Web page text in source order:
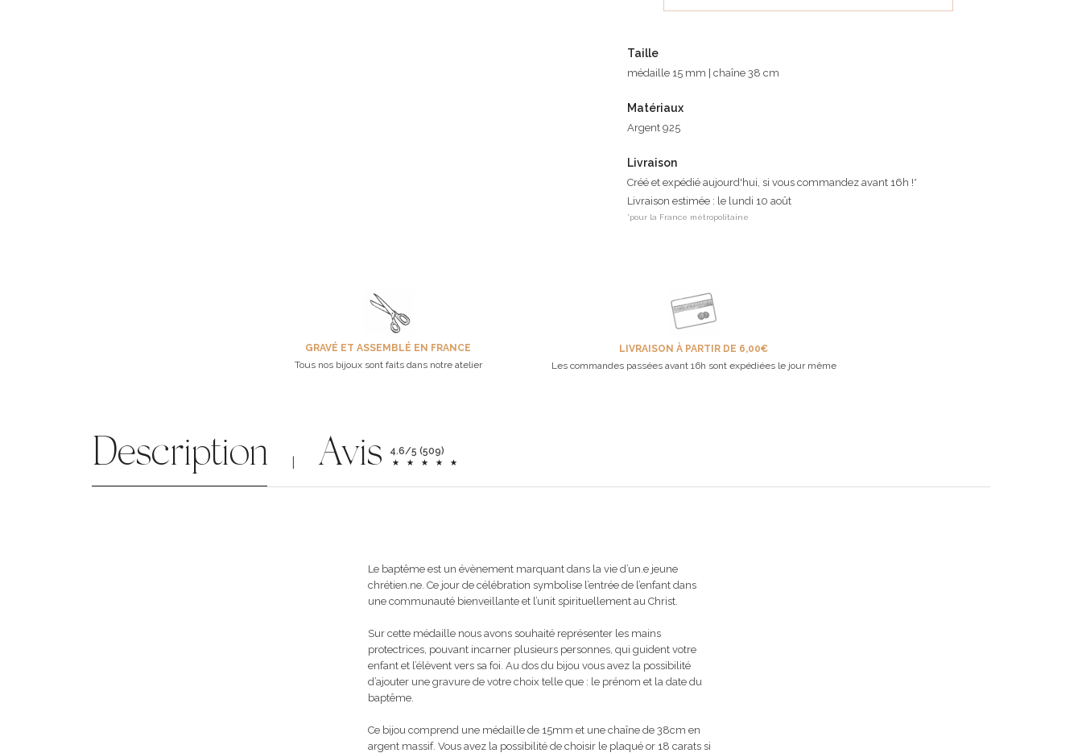
Taille
médaille 15 mm | chaîne 38 cm
Matériaux
Argent 925
Livraison
Créé et expédié aujourd'hui, si vous commandez avant 16h !*
Livraison estimée : le lundi 10 août
*pour la France métropolitaine
GRAVÉ ET ASSEMBLÉ EN FRANCE
Tous nos bijoux sont faits dans notre atelier
LIVRAISON À PARTIR DE 6,00€
Les commandes passées avant 16h sont expédiées le jour même
Description Avis 4.6/5 (509)
Le baptême est un évènement marquant dans la vie d’un.e jeune
chrétien.ne. Ce jour de célébration symbolise l’entrée de l’enfant dans
une communauté bienveillante et l’unit spirituellement au Christ.
Sur cette médaille nous avons souhaité représenter les mains
protectrices, pouvant incarner plusieurs personnes, qui guident votre
enfant et l’élèvent vers sa foi. Au dos du bijou vous avez la possibilité
d’ajouter une gravure de votre choix telle que : le prénom et la date du
baptême.
Ce bijou comprend une médaille de 15mm et une chaîne de 38cm en
argent massif. Vous avez la possibilité de choisir le plaqué or 18 carats si